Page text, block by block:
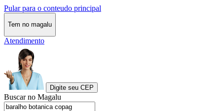
Pular para o conteudo principal
Tem no magalu
Atendimento
Digite seu CEP
Buscar no Magalu